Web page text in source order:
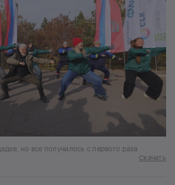
но все получилось с первого раза
Скачать